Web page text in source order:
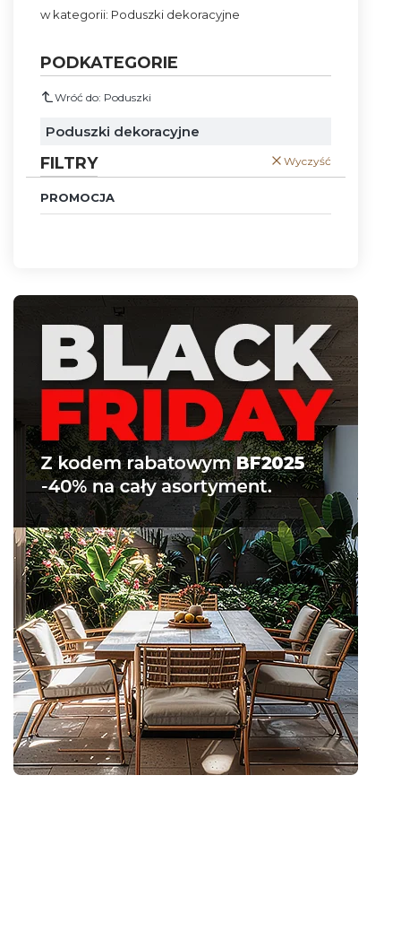
w kategorii: Poduszki dekoracyjne
PODKATEGORIE
Wróć do: Poduszki
Poduszki dekoracyjne
FILTRY Wyczyść
PROMOCJA